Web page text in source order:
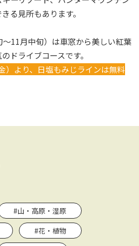
る見所もあります。
11月中旬）は車窓から美しい紅葉
ドライブコースです。
より、日塩もみじラインは無料
#山・高原・湿原
#花・植物